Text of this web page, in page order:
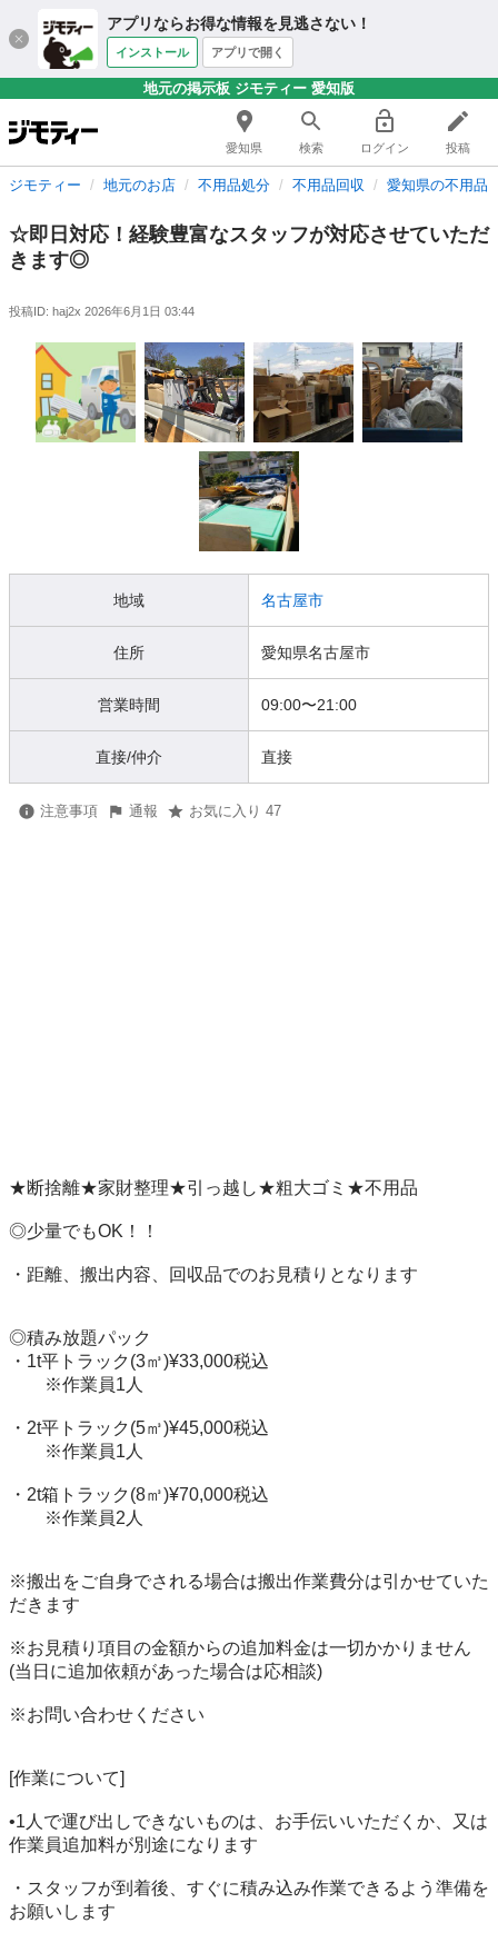
アプリならお得な情報を見逃さない！
インストール アプリで開く
地元の掲示板 ジモティー 愛知版
愛知県 検索 ログイン 投稿
ジモティー 地元のお店 不用品処分 不用品回収 愛知県の不用品
☆即日対応！経験豊富なスタッフが対応させていただ
きます◎
投稿ID: haj2x 2026年6月1日 03:44
地域 名古屋市
住所 愛知県名古屋市
営業時間 09:00〜21:00
直接/仲介 直接
注意事項 通報 お気に入り 47
★断捨離★家財整理★引っ越し★粗大ゴミ★不用品
◎少量でもOK！！
・距離、搬出内容、回収品でのお見積りとなります
◎積み放題パック
・1t平トラック(3㎥)¥33,000税込
※作業員1人
・2t平トラック(5㎥)¥45,000税込
※作業員1人
・2t箱トラック(8㎥)¥70,000税込
※作業員2人
※搬出をご自身でされる場合は搬出作業費分は引かせていた
だきます
※お見積り項目の金額からの追加料金は一切かかりません
(当日に追加依頼があった場合は応相談)
※お問い合わせください
[作業について]
•1人で運び出しできないものは、お手伝いいただくか、又は
作業員追加料が別途になります
・スタッフが到着後、すぐに積み込み作業できるよう準備を
お願いします